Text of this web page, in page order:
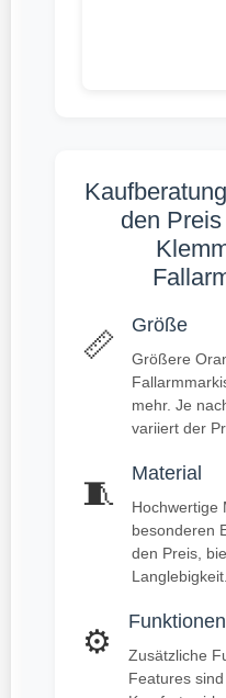
den
📏
Größe
Größere
mehr. Je
variiert der
🧵
Material
Hochwertige
besonderen
den Preis,
Langlebigkeit.
⚙️
Funktionen
Zusätzliche
Features